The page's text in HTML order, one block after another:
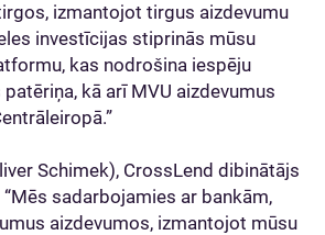
izmantojot tirgus aizdevumu
investīcijas stiprinās mūsu
kas nodrošina iespēju
kā arī MVU aizdevumus
Schimek), CrossLend dibinātājs
sadarbojamies ar bankām,
aizdevumos, izmantojot mūsu